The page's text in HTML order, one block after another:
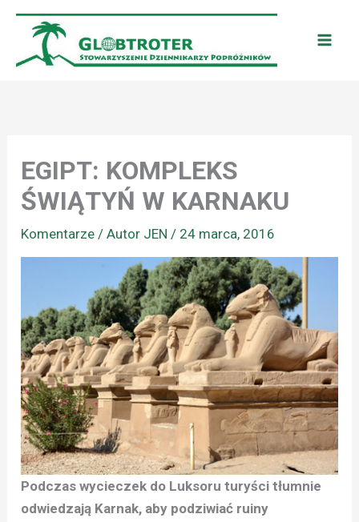
Przejdź
treści
EGIPT: KOMPLEKS
ŚWIĄTYŃ W KARNAKU
Komentarze / Autor JEN/ 24 marca, 2016
Podczas wycieczek do Luksoru turyści tłumnie
odwiedzają Karnak, aby podziwiać ruiny